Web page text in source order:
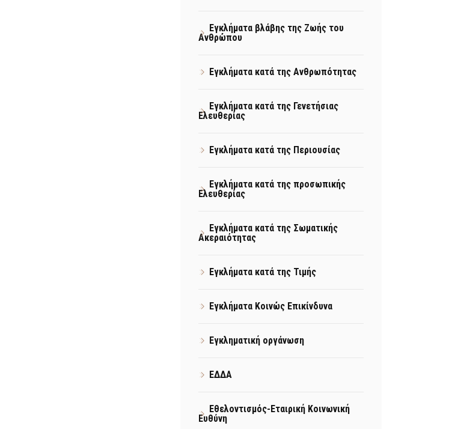
Εγκλήματα βλάβης της Ζωής του
Ανθρώπου
Εγκλήματα κατά της Ανθρωπότητας
Εγκλήματα κατά της Γενετήσιας
Ελευθερίας
Εγκλήματα κατά της Περιουσίας
Εγκλήματα κατά της προσωπικής
Ελευθερίας
Εγκλήματα κατά της Σωματικής
Ακεραιότητας
Εγκλήματα κατά της Τιμής
Εγκλήματα Κοινώς Επικίνδυνα
Εγκληματική οργάνωση
ΕΔΔΑ
Εθελοντισμός-Εταιρική Κοινωνική
Ευθύνη